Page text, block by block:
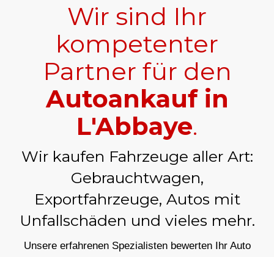
Wir sind Ihr
kompetenter
Partner für den
Autoankauf in
L'Abbaye.
Wir kaufen Fahrzeuge aller Art:
Gebrauchtwagen,
Exportfahrzeuge, Autos mit
Unfallschäden und vieles mehr.
Unsere erfahrenen Spezialisten bewerten Ihr Auto